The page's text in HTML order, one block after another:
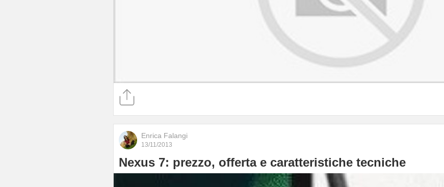
Enrica Falangi
13/11/2013
Nexus 7: prezzo, offerta e caratteristiche tecniche